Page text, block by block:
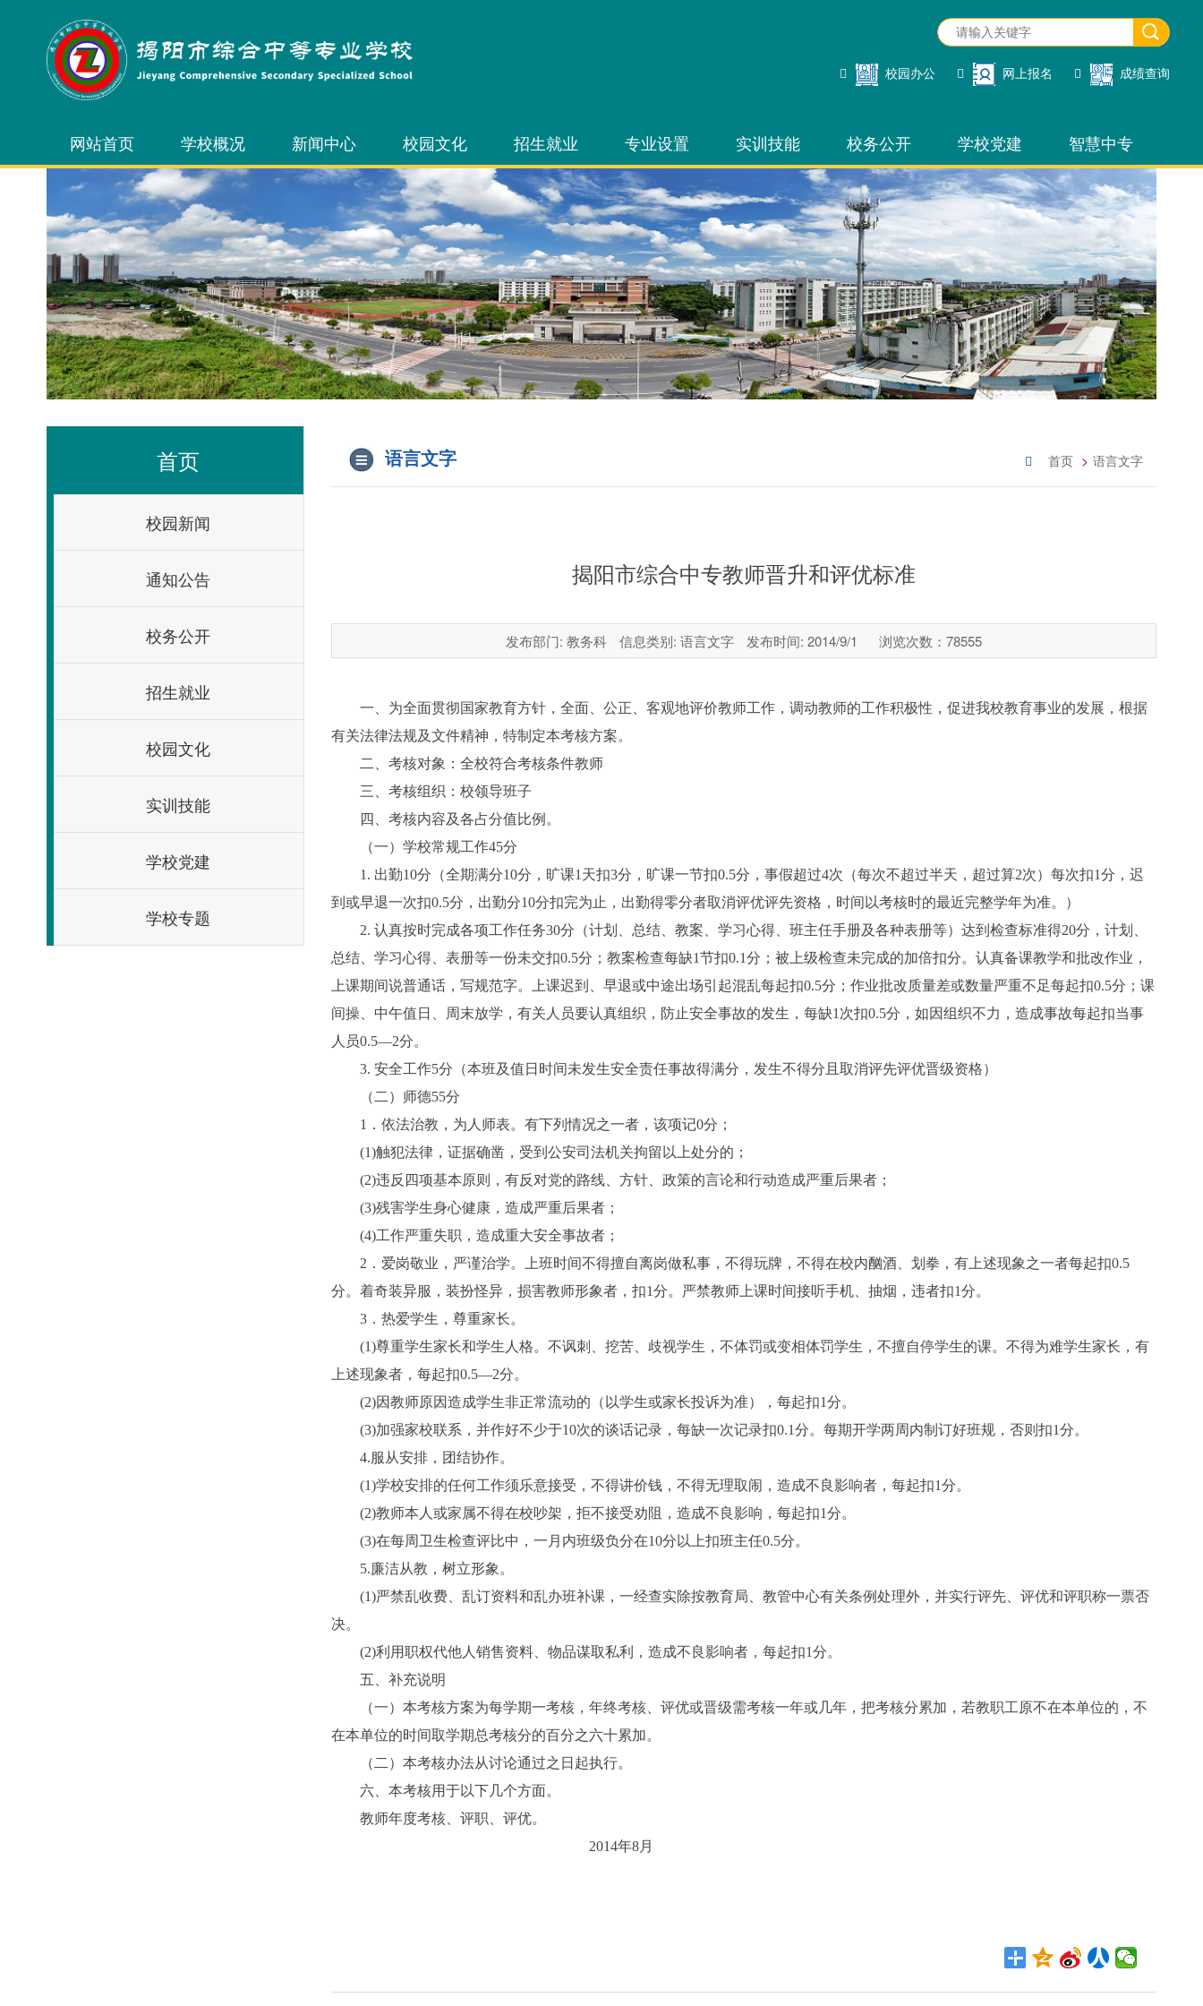
校园办公 网上报名 成绩查询
网站首页 学校概况
学校简介
学校领导
内设机构
学校风光
学校荣誉
校长信箱
新闻中心
校园新闻
通知公告
校务公开
校园文化
文化艺术节
技能节
学生社团
招生就业
招生信息
就业信息
专业设置
中职专业
三二分段专业
3+证书考试
自主招生考试
实训技能
技能竞赛
技能考证
校务公开 学校党建 智慧中专
校园办公
网上报名
招生管理
成绩查询
网站管理
首页
校园新闻
通知公告
校务公开
招生就业
校园文化
实训技能
学校党建
学校专题
语言文字 首页 语言文字
揭阳市综合中专教师晋升和评优标准
发布部门: 教务科 信息类别: 语言文字 发布时间: 2014/9/1 浏览次数： 78555
一、为全面贯彻国家教育方针，全面、公正、客观地评价教师工作，调动教师的工作积极性，促进我校教育事业的发展，根据
有关法律法规及文件精神，特制定本考核方案。
二、考核对象：全校符合考核条件教师
三、考核组织：校领导班子
四、考核内容及各占分值比例。
（一）学校常规工作45分
1. 出勤10分（全期满分10分，旷课1 天扣3分，旷课一节扣0.5分，事假超过4次（每次不超过半天，超过算2次）每次扣1分，迟
到或早退一次扣0.5分，出勤分10分扣完为止，出勤得零分者取消评优评先资格，时间以考核时的最近完整学年为准。）
2. 认真按时完成各项工作任务30分（计划、总结、教案、学习心得、班主任手册及各种表册等）达到检查标准得20分，计划、
总结、学习心得、表册等一份未交扣0.5分；教案检查每缺1节扣0.1分；被上级检查未完成的加倍扣分。认真备课教学和批改作业，
上课期间说普通话，写规范字。上课迟到、早退或中途出场引起混乱每起扣0.5分；作业批改质量差或数量严重不足每起扣0.5分；课
间操、中午值日、周末放学，有关人员要认真组织，防止安全事故的发生，每缺1 次扣0.5分，如因组织不力，造成事故每起扣当事
人员0.5—2分。
3. 安全工作5分（本班及值日时间未发生安全责任事故得满分，发生不得分且取消评先评优晋级资格）
（二）师德55分
1 ．依法治教，为人师表。有下列情况之一者，该项记0分；
(1)触犯法律，证据确凿，受到公安司法机关拘留以上处分的；
(2)违反四项基本原则，有反对党的路线、方针、政策的言论和行动造成严重后果者；
(3)残害学生身心健康，造成严重后果者；
(4)工作严重失职，造成重大安全事故者；
2 ．爱岗敬业，严谨治学。上班时间不得擅自离岗做私事，不得玩牌，不得在校内酗酒、划拳，有上述现象之一者每起扣0.5
分。着奇装异服，装扮怪异，损害教师形象者，扣1分。严禁教师上课时间接听手机、抽烟，违者扣1分。
3．热爱学生，尊重家长。
(1)尊重学生家长和学生人格。不讽刺、挖苦、歧视学生，不体罚或变相体罚学生，不擅自停学生的课。不得为难学生家长，有
上述现象者，每起扣0.5—2分。
(2)因教师原因造成学生非正常流动的（以学生或家长投诉为准），每起扣1分。
(3)加强家校联系，并作好不少于10次的谈话记录，每缺一次记录扣0.1分。每期开学两周内制订好班规，否则扣1分。
4.服从安排，团结协作。
(1)学校安排的任何工作须乐意接受，不得讲价钱，不得无理取闹，造成不良影响者，每起扣1分。
(2)教师本人或家属不得在校吵架，拒不接受劝阻，造成不良影响，每起扣1分。
(3)在每周卫生检查评比中，一月内班级负分在10分以上扣班主任0.5分。
5.廉洁从教，树立形象。
(1)严禁乱收费、乱订资料和乱办班补课，一经查实除按教育局、教管中心有关条例处理外，并实行评先、评优和评职称一票否
决。
(2)利用职权代他人销售资料、物品谋取私利，造成不良影响者，每起扣1分。
五、补充说明
（一）本考核方案为每学期一考核，年终考核、评优或晋级需考核一年或几年，把考核分累加，若教职工原不在本单位的，不
在本单位的时间取学期总考核分的百分之六十累加。
（二）本考核办法从讨论通过之日起执行。
六、本考核用于以下几个方面。
教师年度考核、评职、评优。
2014年8月